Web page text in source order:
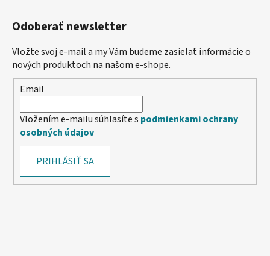
Odoberať newsletter
Vložte svoj e-mail a my Vám budeme zasielať informácie o
nových produktoch na našom e-shope.
Email
Vložením e-mailu súhlasíte s podmienkami ochrany
osobných údajov
PRIHLÁSIŤ SA